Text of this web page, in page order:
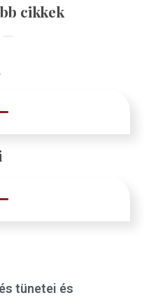
cikkek
tünetei és